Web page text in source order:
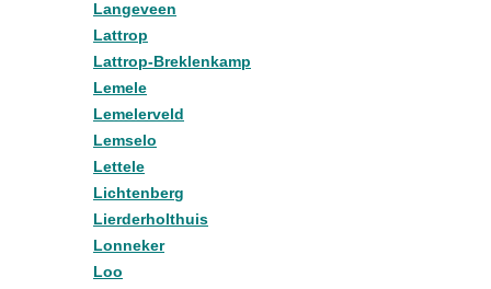
Langeveen
Lattrop
Lattrop-Breklenkamp
Lemele
Lemelerveld
Lemselo
Lettele
Lichtenberg
Lierderholthuis
Lonneker
Loo